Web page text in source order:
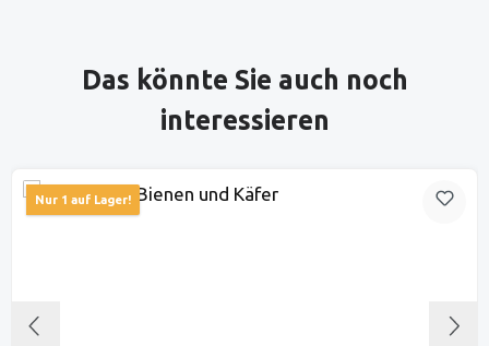
Produktgalerie überspringen
Das könnte Sie auch noch
interessieren
Nur 1 auf Lager!